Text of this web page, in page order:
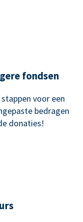
fondsen
voor een
bedragen
donaties!